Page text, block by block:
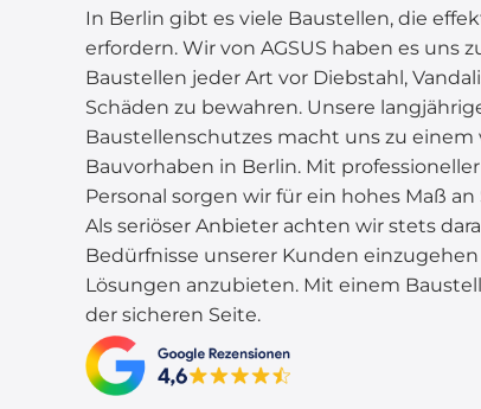
In Berlin gibt es viele Baustellen, die
erfordern. Wir von AGSUS haben es uns
Baustellen jeder Art vor Diebstahl,
Schäden zu bewahren. Unsere
Baustellenschutzes macht uns zu einem
Bauvorhaben in Berlin. Mit
Personal sorgen wir für ein hohes Maß
Als seriöser Anbieter achten wir stets
Bedürfnisse unserer Kunden
Lösungen anzubieten. Mit einem
der sicheren Seite.